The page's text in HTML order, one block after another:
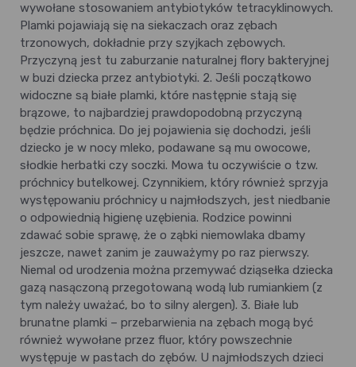
wywołane stosowaniem antybiotyków tetracyklinowych.
Plamki pojawiają się na siekaczach oraz zębach
trzonowych, dokładnie przy szyjkach zębowych.
Przyczyną jest tu zaburzanie naturalnej flory bakteryjnej
w buzi dziecka przez antybiotyki. 2. Jeśli początkowo
widoczne są białe plamki, które następnie stają się
brązowe, to najbardziej prawdopodobną przyczyną
będzie próchnica. Do jej pojawienia się dochodzi, jeśli
dziecko je w nocy mleko, podawane są mu owocowe,
słodkie herbatki czy soczki. Mowa tu oczywiście o tzw.
próchnicy butelkowej. Czynnikiem, który również sprzyja
występowaniu próchnicy u najmłodszych, jest niedbanie
o odpowiednią higienę uzębienia. Rodzice powinni
zdawać sobie sprawę, że o ząbki niemowlaka dbamy
jeszcze, nawet zanim je zauważymy po raz pierwszy.
Niemal od urodzenia można przemywać dziąsełka dziecka
gazą nasączoną przegotowaną wodą lub rumiankiem (z
tym należy uważać, bo to silny alergen). 3. Białe lub
brunatne plamki – przebarwienia na zębach mogą być
również wywołane przez fluor, który powszechnie
występuje w pastach do zębów. U najmłodszych dzieci